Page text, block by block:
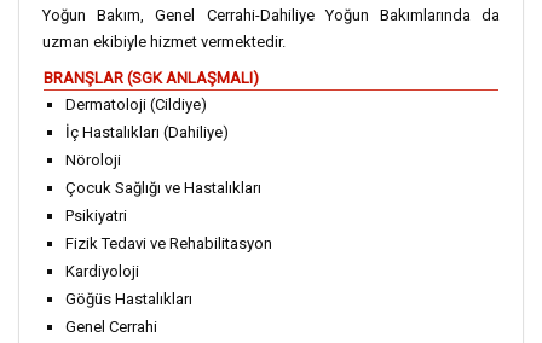
Yoğun Bakım, Genel Cerrahi-Dahiliye Yoğun Bakımlarında da
uzman ekibiyle hizmet vermektedir.
BRANŞLAR (SGK ANLAŞMALI)
Dermatoloji (Cildiye)
İç Hastalıkları (Dahiliye)
Nöroloji
Çocuk Sağlığı ve Hastalıkları
Psikiyatri
Fizik Tedavi ve Rehabilitasyon
Kardiyoloji
Göğüs Hastalıkları
Genel Cerrahi